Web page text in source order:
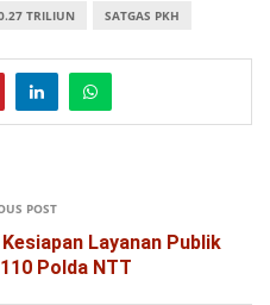
TRILIUN SATGAS PKH
POST
Layanan Publik
Polda NTT